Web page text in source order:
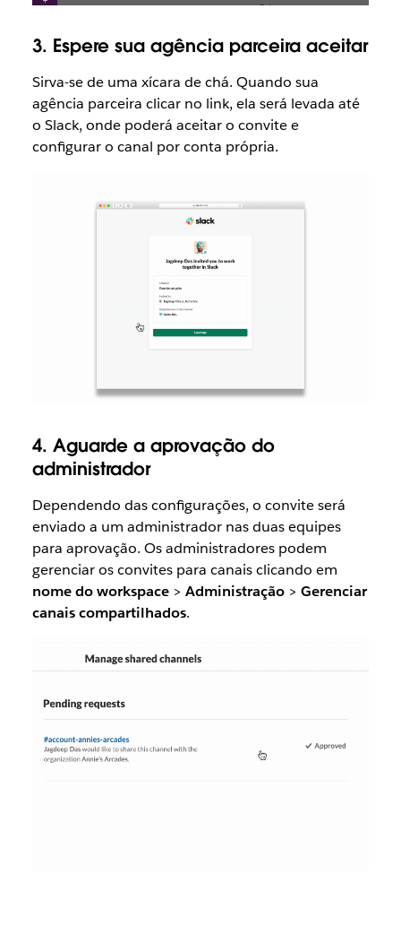
3. Espere sua agência parceira aceitar
Sirva-se de uma xícara de chá. Quando sua
agência parceira clicar no link, ela será levada até
o Slack, onde poderá aceitar o convite e
configurar o canal por conta própria.
4. Aguarde a aprovação do
administrador
Dependendo das configurações, o convite será
enviado a um administrador nas duas equipes
para aprovação. Os administradores podem
gerenciar os convites para canais clicando em
nome do workspace> Administração> Gerenciar
canaiscompartilhados.